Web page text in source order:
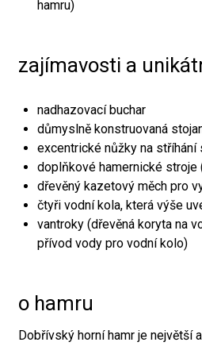
hamru)
zajímavosti a
nadhazovací buchar
důmyslně konstruovaná
excentrické nůžky na
doplňkové hamernické stroje
dřevěný kazetový měch pro
čtyři vodní kola, která výše
vantroky (dřevěná koryta na
přívod vody pro vodní kolo)
o hamru
Dobřívský horní hamr je největší